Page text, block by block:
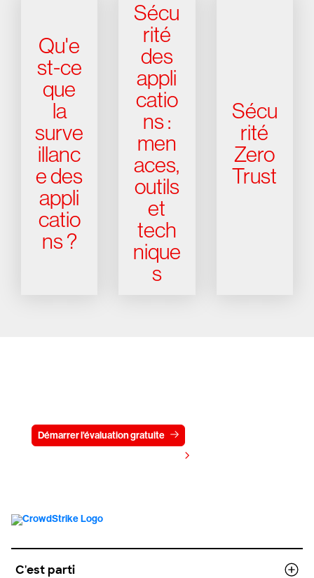
Qu'e
st-ce
que
la
surve
illanc
e des
appli
catio
ns ?
Sécu
rité
des
appli
catio
ns :
men
aces,
outils
et
tech
nique
s
Sécu
rité
Zero
Trust
Démarrer l'évaluation gratuite
C'est parti